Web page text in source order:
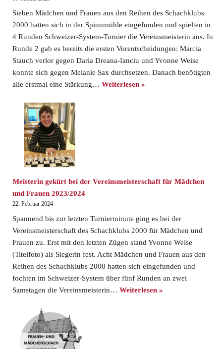
Sieben Mädchen und Frauen aus den Reihen des Schachklubs
2000 hatten sich in der Spinnmühle eingefunden und spielten in
4 Runden Schweizer-System-Turnier die Vereinsmeisterin aus. In
Runde 2 gab es bereits die ersten Vorentscheidungen: Marcia
Stauch verlor gegen Daria Dreana-Ianciu und Yvonne Weise
konnte sich gegen Melanie Sax durchsetzen. Danach benötigten
alle erstmal eine Stärkung… Weiterlesen »
Meisterin gekürt bei der Vereinsmeisterschaft für Mädchen
und Frauen 2023/2024
22. Februar 2024
Spannend bis zur letzten Turnierminute ging es bei der
Vereinsmeisterschaft des Schachklubs 2000 für Mädchen und
Frauen zu. Erst mit den letzten Zügen stand Yvonne Weise
(Titelfoto) als Siegerin fest. Acht Mädchen und Frauen aus den
Reihen des Schachklubs 2000 hatten sich eingefunden und
fochten im Schweizer-System über fünf Runden an zwei
Samstagen die Vereinsmeisterin… Weiterlesen »